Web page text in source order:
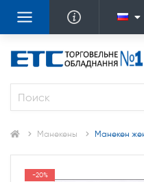
Манекены Манекен
-20%